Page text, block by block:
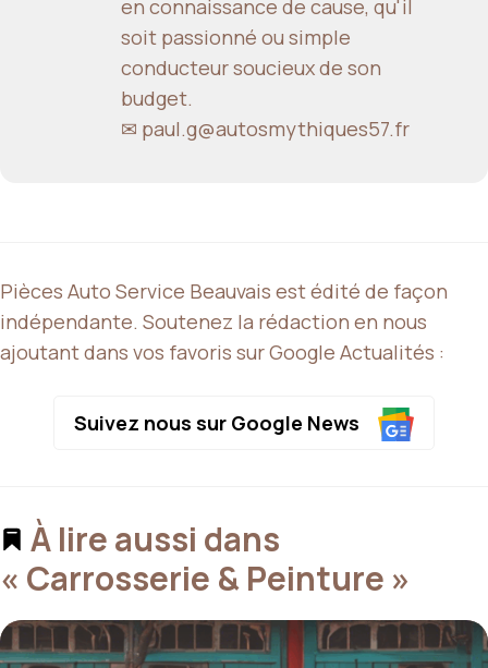
en connaissance de cause, qu'il
soit passionné ou simple
conducteur soucieux de son
budget.
✉ paul.g@autosmythiques57.fr
Pièces Auto Service Beauvais est édité de façon
indépendante. Soutenez la rédaction en nous
ajoutant dans vos favoris sur Google Actualités :
Suivez nous sur Google News
À lire aussi dans
« Carrosserie & Peinture »